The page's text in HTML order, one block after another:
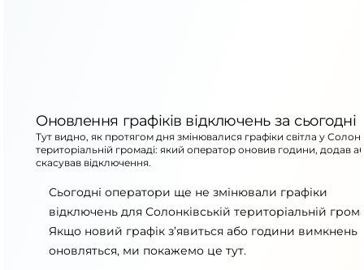
Оновлення графіків відключень за сьогодні
Тут видно, як протягом дня змінювалися графіки світла у
територіальній громаді: який оператор оновив години, додав
скасував відключення.
Сьогодні оператори ще не змінювали графіки
відключень для Солонківській територіальній
Якщо новий графік з’явиться або години вимкнень
оновляться, ми покажемо це тут.